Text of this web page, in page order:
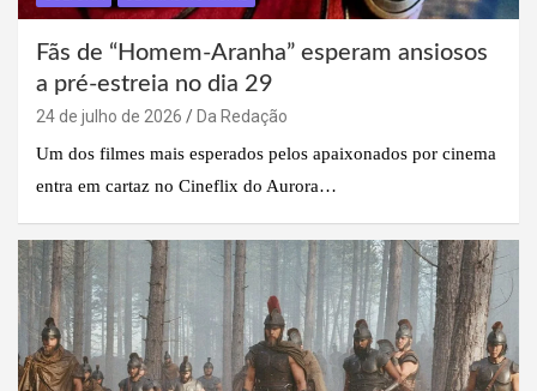
Fãs de “Homem-Aranha” esperam ansiosos
a pré-estreia no dia 29
24 de julho de 2026
Da Redação
Um dos filmes mais esperados pelos apaixonados por cinema
entra em cartaz no Cineflix do Aurora…